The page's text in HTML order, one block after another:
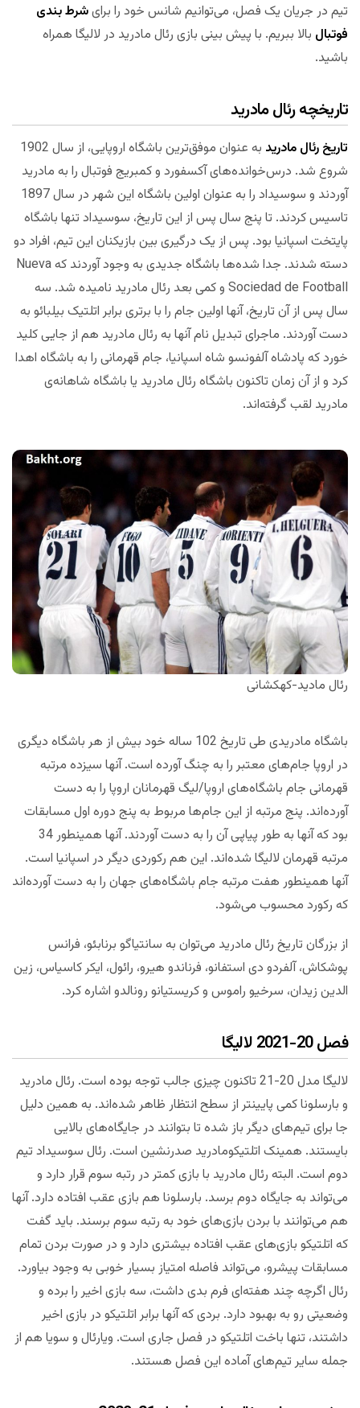
تیم در جریان یک فصل، می‌توانیم شانس خود را برایشرط بندی
فوتبال بالا ببریم. با پیش بینی بازی رئال مادرید در لالیگا همراه
باشید.
تاریخچه رئال مادرید
تاریخ رئال مادرید
به عنوان موفق‌ترین باشگاه اروپایی، از سال 1902
شروع شد. درس‌خوانده‌های آکسفورد و کمبریج فوتبال را به مادرید
آوردند و سوسیداد را به عنوان اولین باشگاه این شهر در سال 1897
تاسیس کردند. تا پنج سال پس از این تاریخ، سوسیداد تنها باشگاه
پایتخت اسپانیا بود. پس از یک درگیری بین بازیکنان این تیم، افراد دو
دسته شدند. جدا شده‌ها باشگاه جدیدی به وجود آوردند که Nueva
Sociedad de Football و کمی بعد رئال مادرید نامیده شد. سه
سال پس از آن تاریخ، آنها اولین جام را با برتری برابر اتلتیک بیلبائو به
دست آوردند. ماجرای تبدیل نام آنها به رئال مادرید هم از جایی کلید
خورد که پادشاه آلفونسو شاه اسپانیا، جام قهرمانی را به باشگاه اهدا
کرد و از آن زمان تاکنون باشگاه رئال مادرید یا باشگاه شاهانه‌ی
مادرید لقب گرفته‌اند.
رئال مادید-کهکشانی
باشگاه مادریدی طی تاریخ 102 ساله خود بیش از هر باشگاه دیگری
در اروپا جام‌های معتبر را به چنگ آورده است. آنها سیزده مرتبه
قهرمانی جام باشگاه‌های اروپا/لیگ قهرمانان اروپا را به دست
آورده‌اند. پنج مرتبه از این جام‌ها مربوط به پنج دوره اول مسابقات
بود که آنها به طور پیاپی آن را به دست آوردند. آنها همینطور 34
مرتبه قهرمان لالیگا شده‌اند. این هم رکوردی دیگر در اسپانیا است.
آنها همینطور هفت مرتبه جام باشگاه‌های جهان را به دست آورده‌اند
که رکورد محسوب می‌شود.
از بزرگان تاریخ رئال مادرید می‌توان به سانتیاگو برنابئو، فرانس
پوشکاش، آلفردو دی استفانو، فرناندو هیرو، رائول، ایکر کاسیاس، زین
الدین زیدان، سرخیو راموس و کریستیانو رونالدو اشاره کرد.
فصل 20-2021 لالیگا
لالیگا مدل 20-21 تاکنون چیزی جالب توجه بوده است. رئال مادرید
و بارسلونا کمی پایینتر از سطح انتظار ظاهر شده‌اند. به همین دلیل
جا برای تیم‌های دیگر باز شده تا بتوانند در جایگاه‌های بالایی
بایستند. همینک اتلتیکومادرید صدرنشین است. رئال سوسیداد تیم
دوم است. البته رئال مادرید با بازی کمتر در رتبه سوم قرار دارد و
می‌تواند به جایگاه دوم برسد. بارسلونا هم بازی عقب افتاده دارد. آنها
هم می‌توانند با بردن بازی‌های خود به رتبه سوم برسند. باید گفت
که اتلتیکو بازی‌های عقب افتاده بیشتری دارد و در صورت بردن تمام
مسابقات پیشرو، می‌تواند فاصله امتیاز بسیار خوبی به وجود بیاورد.
رئال اگرچه چند هفته‌ای فرم بدی داشت، سه بازی اخیر را برده و
وضعیتی رو به بهبود دارد. بردی که آنها برابر اتلتیکو در بازی اخیر
داشتند، تنها باخت اتلتیکو در فصل جاری است. ویارئال و سویا هم از
جمله سایر تیم‌های آماده این فصل هستند.